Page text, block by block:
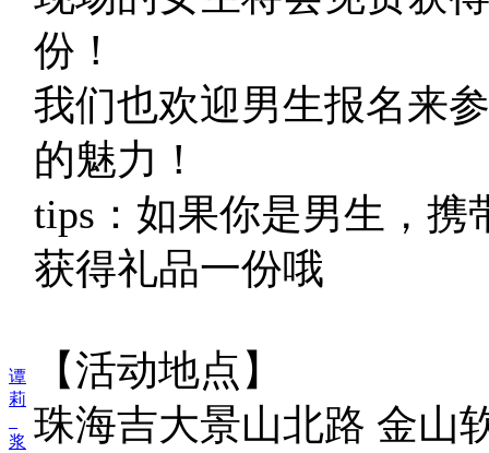
谭
莉
浆
份！
我们也欢迎男生报名来
的魅力！
tips：如果你是男生，携
获得礼品一份哦
【活动地点】
珠海吉大景山北路 金山